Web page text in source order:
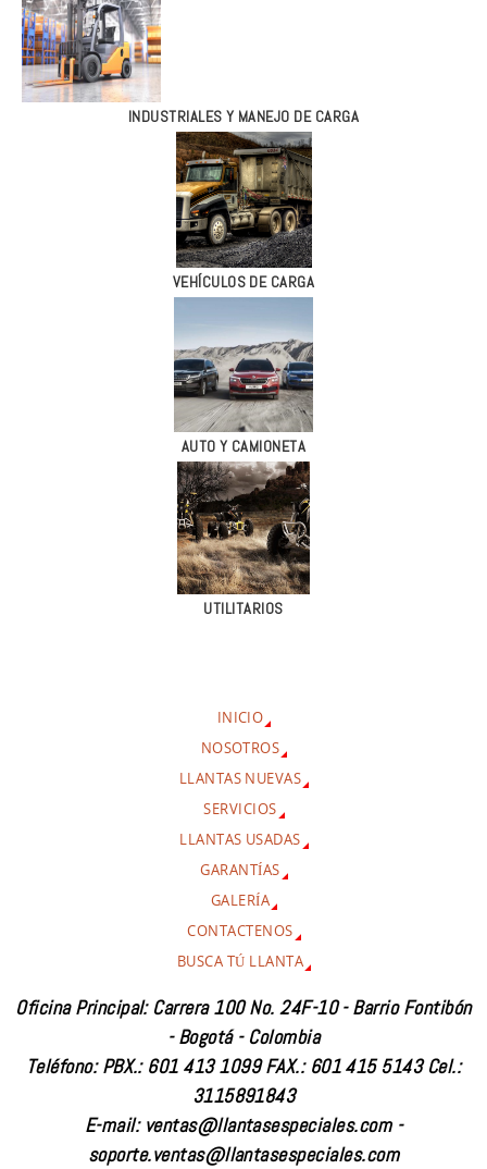
INDUSTRIALES Y MANEJO DE CARGA
VEHÍCULOS DE CARGA
AUTO Y CAMIONETA
UTILITARIOS
INICIO
NOSOTROS
LLANTAS NUEVAS
SERVICIOS
LLANTAS USADAS
GARANTÍAS
GALERÍA
CONTACTENOS
BUSCA TÚ LLANTA
Oficina Principal: Carrera 100 No. 24F-10 - Barrio Fontibón
- Bogotá - Colombia
Teléfono: PBX.: 601 413 1099 FAX.: 601 415 5143 Cel.:
3115891843
E-mail: ventas@llantasespeciales.com -
soporte.ventas@llantasespeciales.com